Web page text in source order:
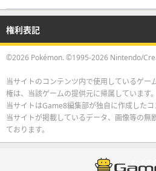
権利表記
©2026 Pokémon. ©1995-2026 Nintendo/
当サイトのコンテンツ内で使用しているゲー
権は、当該ゲームの提供元に帰属しています。
当サイトはGame8編集部が独自に作成したコ
当サイトが掲載しているデータ、画像等の無
ております。